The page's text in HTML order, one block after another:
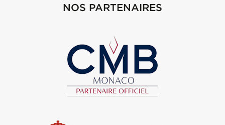
NOS PARTENAIRES